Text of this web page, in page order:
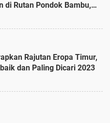
di Rutan Pondok Bambu,
Rajutan Eropa Timur,
dan Paling Dicari 2023